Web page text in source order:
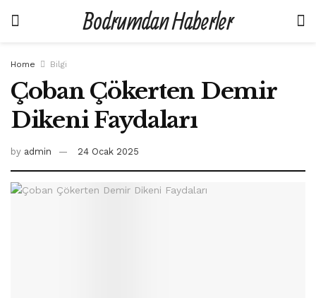
Bodrumdan Haberler
Home Bilgi
Çoban Çökerten Demir
Dikeni Faydaları
by admin 24 Ocak 2025